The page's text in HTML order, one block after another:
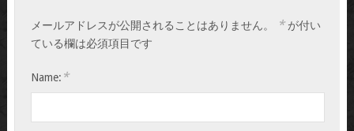
メールアドレスが公開されることはありません。 *が付い
ている欄は必須項目です
Name: *